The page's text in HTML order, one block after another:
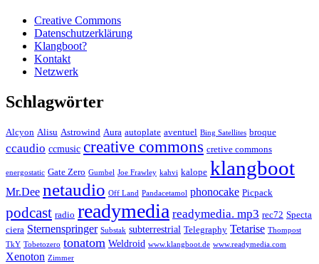
Creative Commons
Datenschutzerklärung
Klangboot?
Kontakt
Netzwerk
Schlagwörter
Alcyon Alisu Astrowind Aura autoplate aventuel Bing Satellites broque
ccaudio ccmusic creative commons cretive commons
energostatic Gate Zero Gumbel Joe Frawley kahvi kalope klangboot
Mr.Dee netaudio Off Land Pandacetamol phonocake Picpack
podcast radio readymedia readymedia. mp3 rec72 Specta
ciera Sternenspringer Substak subterrestrial Telegraphy Tetarise Thompost
TkY Tobetozero tonatom Weldroid www.klangboot.de www.readymedia.com
Xenoton Zimmer